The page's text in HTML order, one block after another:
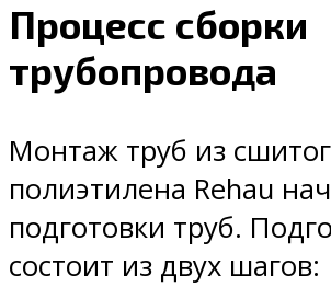
Процесс сборки
трубопровода
Монтаж труб из
полиэтилена Rehau
подготовки труб.
состоит из двух шагов: